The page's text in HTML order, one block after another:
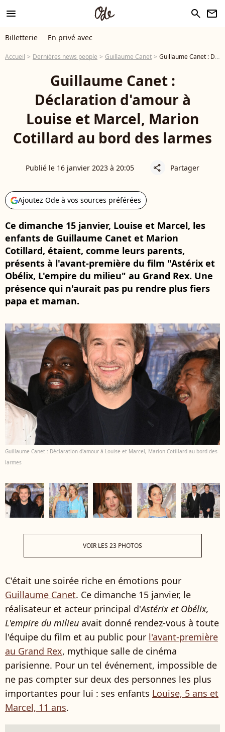
menu search newsletter
Billetterie En privé avec
Accueil Dernières news people Guillaume Canet Guillaume Canet : Déclaration d'amour à Louise et Marcel, Marion Cotillard au bord des larmes
Guillaume Canet :
Déclaration d'amour à
Louise et Marcel, Marion
Cotillard au bord des larmes
Publié le 16 janvier 2023 à 20:05 share Partager
Ajoutez Ode à vos sources préférées
Ce dimanche 15 janvier, Louise et Marcel, les
enfants de Guillaume Canet et Marion
Cotillard, étaient, comme leurs parents,
présents à l'avant-première du film "Astérix et
Obélix, L'empire du milieu" au Grand Rex. Une
présence qui n'aurait pas pu rendre plus fiers
papa et maman.
Guillaume Canet : Déclaration d'amour à Louise et Marcel, Marion Cotillard au bord des
larmes
VOIR LES 23 PHOTOS
C'était une soirée riche en émotions pour
Guillaume Canet. Ce dimanche 15 janvier, le
réalisateur et acteur principal d'Astérix et Obélix,
L'empire du milieu avait donné rendez-vous à toute
l'équipe du film et au public pour l'avant-première
au Grand Rex, mythique salle de cinéma
parisienne. Pour un tel événement, impossible de
ne pas compter sur deux des personnes les plus
importantes pour lui : ses enfants Louise, 5 ans et
Marcel, 11 ans.